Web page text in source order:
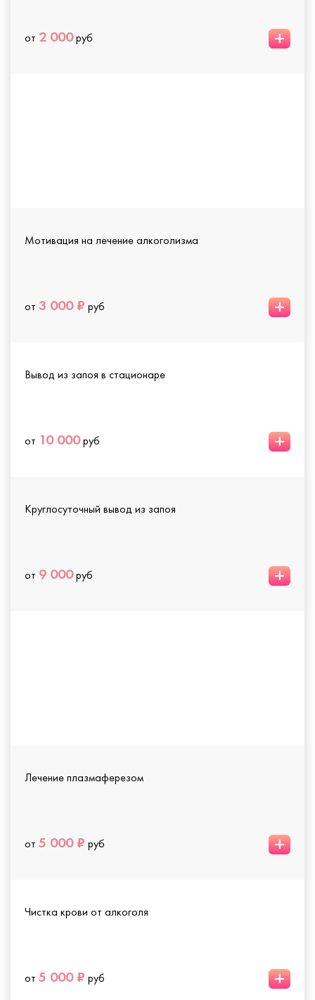
от 2 000руб +
Мотивация на лечение алкоголизма
от 3 000 ₽ руб +
Вывод из запоя в стационаре
от 10 000руб +
Круглосуточный вывод из запоя
от 9 000руб +
Лечение плазмаферезом
от 5 000 ₽ руб +
Чистка крови от алкоголя
от 5 000 ₽ руб +